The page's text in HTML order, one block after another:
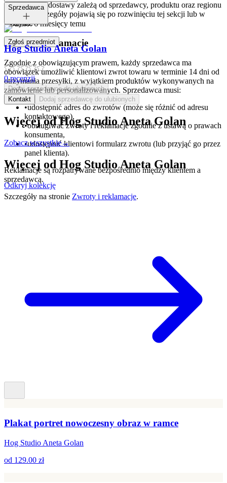
Opcje i koszt dostawy zależą od sprzedawcy, produktu oraz regionu
dostawy. Szczegóły pojawią się po rozwinięciu tej sekcji lub w
koszyku.
Zwroty i reklamacje
Zgodnie z obowiązującym prawem, każdy sprzedawca ma
obowiązek umożliwić klientowi zwrot towaru w terminie 14 dni od
otrzymania przesyłki, z wyjątkiem produktów wykonywanych na
zamówienie lub personalizowanych. Sprzedawca musi:
•udostępnić adres do zwrotów (może się różnić od adresu
kontaktowego),
•obsługiwać zwroty i reklamacje zgodnie z ustawą o prawach
konsumenta,
•udostępnić klientowi formularz zwrotu (lub przyjąć go przez
panel klienta).
Reklamacje są rozpatrywane bezpośrednio między klientem a
sprzedawcą.
Szczegóły na stronie Zwroty i reklamacje.
Tagi:
Dodano:6 miesięcy temu
Zgłoś przedmiot
Sprzedawca
Hog Studio Aneta Golan
0recenzji
Dodaj sprzedawcę do ulubionych
Kontakt
Dodaj sprzedawcę do ulubionych
Więcej odHog Studio Aneta Golan
Zobacz wszystkie→
Więcej od Hog Studio Aneta Golan
Odkryj kolekcję
Plakat portret nowoczesny obraz w ramce
Hog Studio Aneta Golan
od 129.00 zł